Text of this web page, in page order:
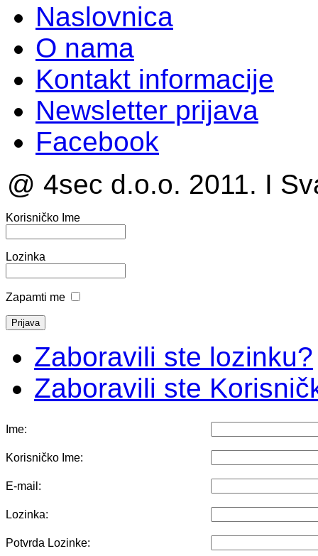
Naslovnica
O nama
Kontakt informacije
Newsletter prijava
Facebook
@ 4sec d.o.o. 2011. I
Korisničko Ime
Lozinka
Zapamti me
Zaboravili ste lozinku?
Zaboravili ste
Ime:
Korisničko Ime:
E-mail:
Lozinka:
Potvrda Lozinke: